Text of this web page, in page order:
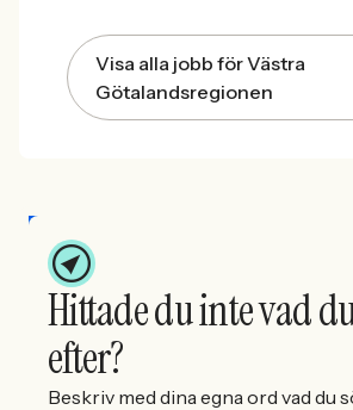
Visa alla jobb för Västra
Götalandsregionen
Hittade du inte vad
efter?
Beskriv med dina egna ord vad du